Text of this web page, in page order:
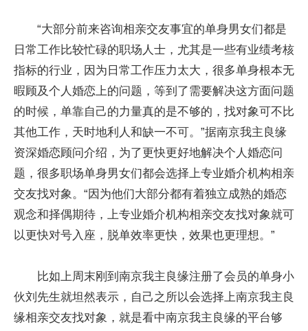
“大部分前来咨询相亲交友事宜的单身男女们都是
日常工作比较忙碌的职场人士，尤其是一些有业绩考核
指标的行业，因为日常工作压力太大，很多单身根本无
暇顾及个人婚恋上的问题，等到了需要解决这方面问题
的时候，单靠自己的力量真的是不够的，找对象可不比
其他工作，天时地利人和缺一不可。”据南京我主良缘
资深婚恋顾问介绍，为了更快更好地解决个人婚恋问
题，很多职场单身男女们都会选择上专业婚介机构相亲
交友找对象。“因为他们大部分都有着独立成熟的婚恋
观念和择偶期待，上专业婚介机构相亲交友找对象就可
以更快对号入座，脱单效率更快，效果也更理想。”
比如上周末刚到南京我主良缘注册了会员的单身小
伙刘先生就坦然表示，自己之所以会选择上南京我主良
缘相亲交友找对象，就是看中南京我主良缘的平台够